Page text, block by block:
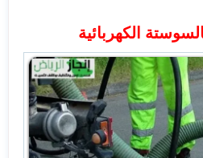
الكهربائية